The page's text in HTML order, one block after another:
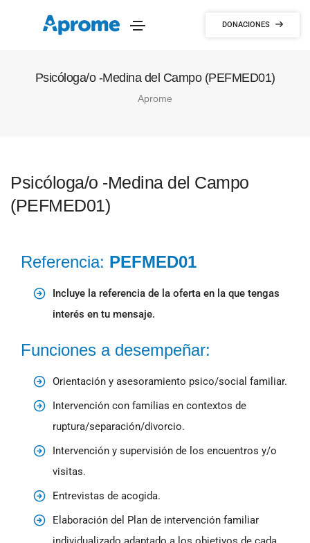
DONACIONES
Psicóloga/o -Medina del Campo (PEFMED01)
Aprome
Psicóloga/o -Medina del Campo
(PEFMED01)
Referencia: PEFMED01
Incluye la referencia de la oferta en la que tengas
interés en tu mensaje.
Funciones a desempeñar:
Orientación y asesoramiento psico/social familiar.
Intervención con familias en contextos de
ruptura/separación/divorcio.
Intervención y supervisión de los encuentros y/o
visitas.
Entrevistas de acogida.
Elaboración del Plan de intervención familiar